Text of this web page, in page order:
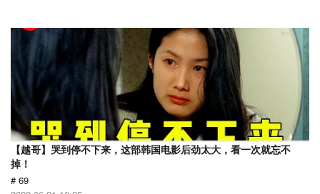
【越哥】哭到停不下来，这部韩国电影后劲太大，看一次就忘不
掉！
# 69